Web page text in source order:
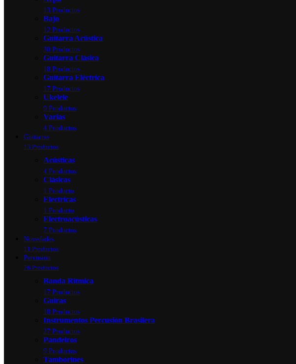
13 Productos
Bajo
12 Productos
Guitarra Acústica
30 Productos
Guitarra Clásica
18 Productos
Guitarra Eléctrica
17 Productos
Ukelele
9 Productos
Varias
4 Productos
Guitarras
13 Productos
Acústicas
4 Productos
Clásicas
1 Producto
Electricas
1 Producto
Electroacústicas
7 Productos
Novedades
11 Productos
Percusion
76 Productos
Banda Ritmica
17 Productos
Guiras
18 Productos
Instrumentos Percusión Brasilera
27 Productos
Pandeiros
9 Productos
Tamborines